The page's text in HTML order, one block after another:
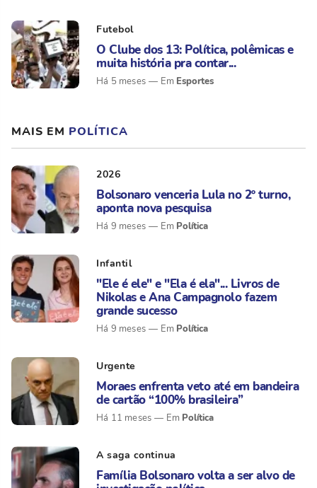
Futebol
O Clube dos 13: Política, polêmicas e
muita história pra contar...
Há 5 meses Esportes
MAIS EM POLÍTICA
2026
Bolsonaro venceria Lula no 2º turno,
aponta nova pesquisa
Há 9 meses Política
Infantil
"Ele é ele" e "Ela é ela"... Livros de
Nikolas e Ana Campagnolo fazem
grande sucesso
Há 9 meses Política
Urgente
Moraes enfrenta veto até em bandeira
de cartão “100% brasileira”
Há 11 meses Política
A saga continua
Família Bolsonaro volta a ser alvo de